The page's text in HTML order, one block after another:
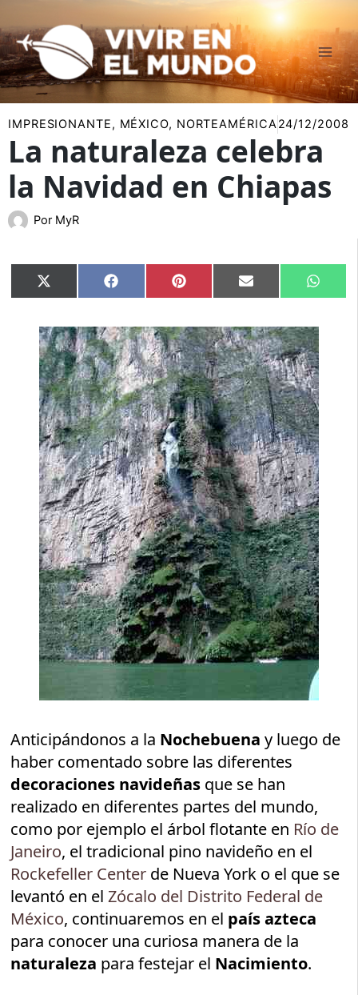
al
contenido
IMPRESIONANTE, MÉXICO, NORTEAMÉRICA24/12/2008
La naturaleza celebra
la Navidad en Chiapas
Por MyR
Compartir
en
X
(Twitter)
Compartir
en
Facebook Compartir
en
Pinterest Compartir
en
Email
en
Anticipándonos a la Nochebuenay luego de
haber comentado sobre las diferentes
decoraciones navideñas que se han
realizado en diferentes partes del mundo,
como por ejemplo el árbol flotante en Río de
Janeiro, el tradicional pino navideño en el
Rockefeller Center de Nueva York o el que se
levantó en elZócalo del Distrito Federal de
México, continuaremos en el país azteca
para conocer una curiosa manera de la
naturaleza para festejar el Nacimiento.